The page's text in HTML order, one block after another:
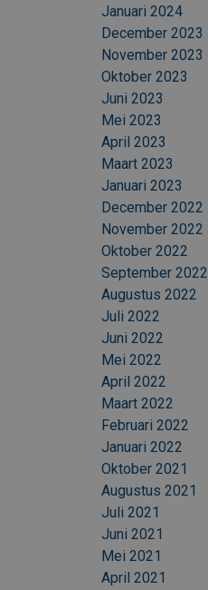
Januari 2024
December 2023
November 2023
Oktober 2023
Juni 2023
Mei 2023
April 2023
Maart 2023
Januari 2023
December 2022
November 2022
Oktober 2022
September 2022
Augustus 2022
Juli 2022
Juni 2022
Mei 2022
April 2022
Maart 2022
Februari 2022
Januari 2022
Oktober 2021
Augustus 2021
Juli 2021
Juni 2021
Mei 2021
April 2021